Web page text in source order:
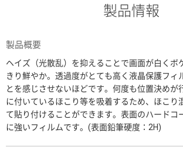
製品情報
製品概要
ヘイズ（光散乱）を抑えることで画面が白くボ
きり鮮やか。透過度がとても高く液晶保護フィ
とを感じさせないほどです。何度も位置決めが
に付いているほこり等を吸着するため、ほこり
て貼り付けることができます。表面のハードコ
に強いフィルムです。(表面鉛筆硬度：2H)